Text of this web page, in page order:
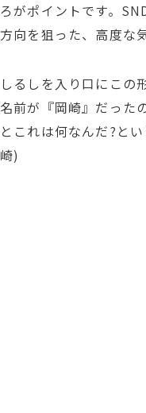
ろがポイントです。
方向を狙った、高度な
しるしを入り口にこの
名前が『岡崎』だった
とこれは何なんだ?と
崎)